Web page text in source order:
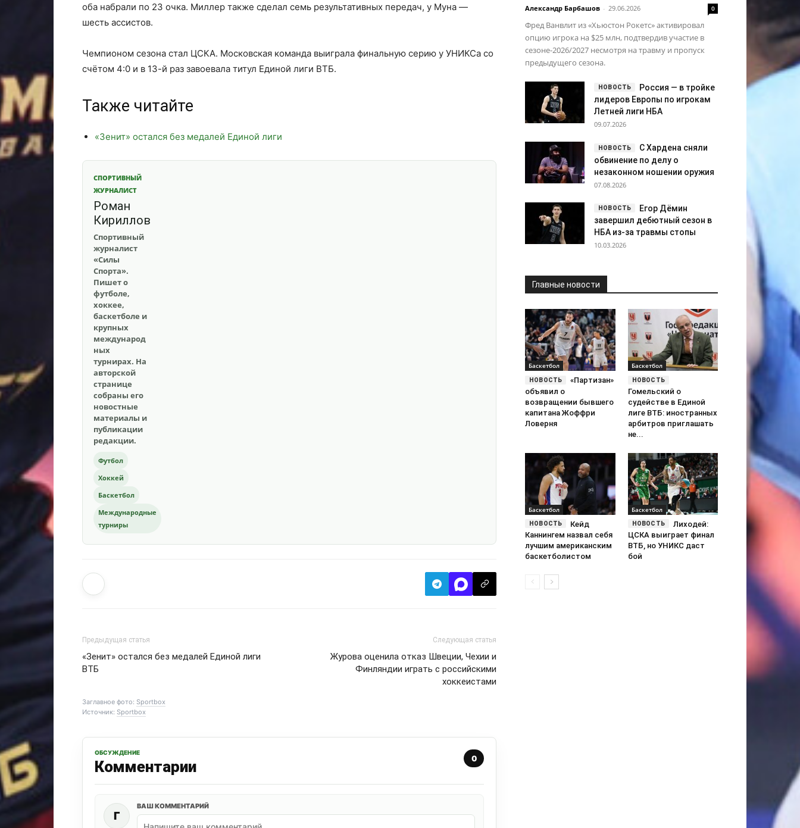
оба набрали по 23 очка. Миллер также сделал семь результативных передач, у Муна —
шесть ассистов.
Чемпионом сезона стал ЦСКА. Московская команда выиграла финальную серию у УНИКСа со
счётом 4:0 и в 13-й раз завоевала титул Единой лиги ВТБ.
Также читайте
«Зенит» остался без медалей Единой лиги
СПОРТИВНЫЙ
ЖУРНАЛИСТ
Роман
Кириллов
Спортивный
журналист
«Силы
Спорта».
Пишет о
футболе,
хоккее,
баскетболе и
крупных
международ
ных
турнирах. На
авторской
странице
собраны его
новостные
материалы и
публикации
редакции.
Футбол
Хоккей
Баскетбол
Международные
турниры
Предыдущая статья
«Зенит» остался без медалей Единой лиги
ВТБ
Следующая статья
Журова оценила отказ Швеции, Чехии и
Финляндии играть с российскими
хоккеистами
Заглавное фото: Sportbox
Источник: Sportbox
ОБСУЖДЕНИЕ
Комментарии 0
Г
ВАШ КОММЕНТАРИЙ
Александр Барбашов - 29.06.2026 0
Фред Ванвлит из «Хьюстон Рокетс» активировал
опцию игрока на $25 млн, подтвердив участие в
сезоне-2026/2027 несмотря на травму и пропуск
предыдущего сезона.
Россия — в тройке
лидеров Европы по игрокам
Летней лиги НБА
09.07.2026
С Хардена сняли
обвинение по делу о
незаконном ношении оружия
07.08.2026
Егор Дёмин
завершил дебютный сезон в
НБА из-за травмы стопы
10.03.2026
Главные новости
Баскетбол
«Партизан»
объявил о
возвращении бывшего
капитана Жоффри
Ловерня
Баскетбол
Гомельский о
судействе в Единой
лиге ВТБ: иностранных
арбитров приглашать
не...
Баскетбол
Кейд
Каннингем назвал себя
лучшим американским
баскетболистом
Баскетбол
Лиходей:
ЦСКА выиграет финал
ВТБ, но УНИКС даст
бой